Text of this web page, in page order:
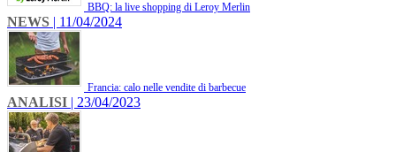
BBQ: la live shopping di Leroy Merlin
NEWS | 11/04/2024
Francia: calo nelle vendite di barbecue
ANALISI | 23/04/2023